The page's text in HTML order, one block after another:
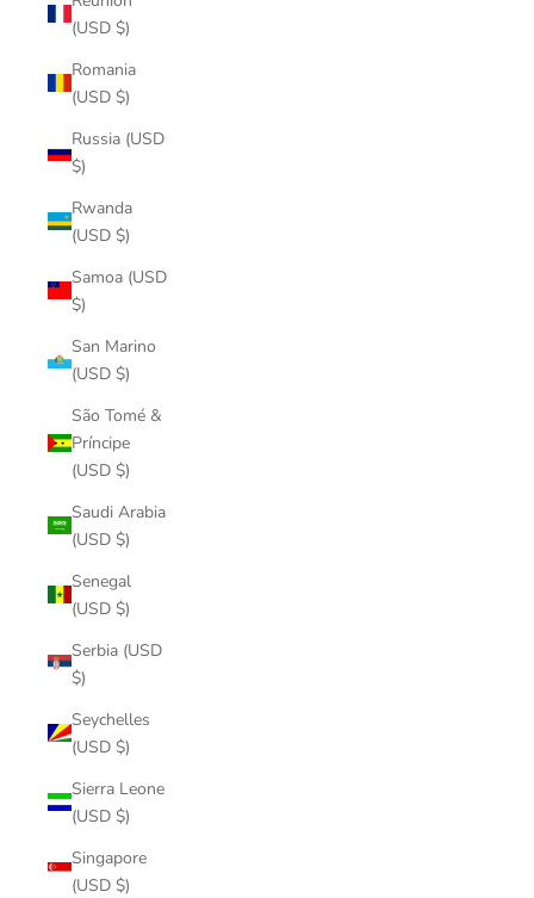
(USD $)
Romania
(USD $)
Russia (USD
$)
Rwanda
(USD $)
Samoa (USD
$)
San Marino
(USD $)
São Tomé &
Príncipe
(USD $)
Saudi Arabia
(USD $)
Senegal
(USD $)
Serbia (USD
$)
Seychelles
(USD $)
Sierra Leone
(USD $)
Singapore
(USD $)